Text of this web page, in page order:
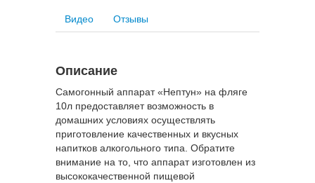
Видео Отзывы
Описание
Самогонный аппарат «Нептун» на фляге
10л предоставляет возможность в
домашних условиях осуществлять
приготовление качественных и вкусных
напитков алкогольного типа. Обратите
внимание на то, что аппарат изготовлен из
высококачественной пищевой